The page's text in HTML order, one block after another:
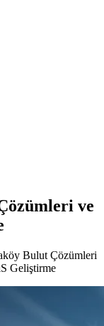
ve
Bulut Çözümleri
Geliştirme